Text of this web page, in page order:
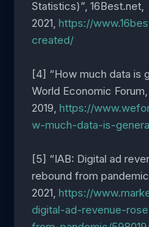
Statistics)”, 16Best.net,
2021, https://
created/
[4] “How much data is
World Economic Forum,
2019, https://
w-much-data-is-
[5] “IAB: Digital ad
rebound from
2021, https://
digital-ad-revenue-